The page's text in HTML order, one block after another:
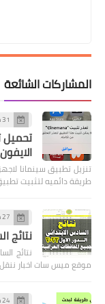
المشاركات الشائعة
31 مايو 2021
تحميل
تنزيل تطبيق سينمانا
طريقة دائميه لتثبيت
27 مايو 2023
نتائج
موقع ميس سات اخبار ننقل
24 مايو 2023